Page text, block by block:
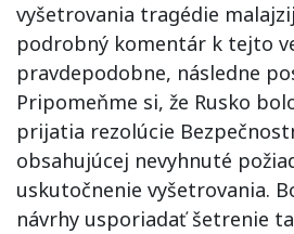
vyšetrovania tragédie
podrobný komentár k tejto
pravdepodobne, následne
Pripomeňme si, že Rusko
prijatia rezolúcie
obsahujúcej nevyhnuté
uskutočnenie vyšetrovania.
návrhy usporiadať šetrenie